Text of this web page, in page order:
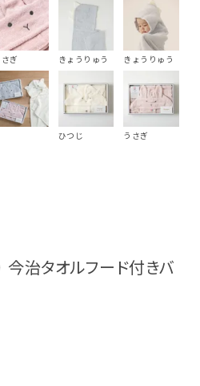
ぎ きょうりゅう きょうりゅう
ひつじ うさぎ
今治タオルフード付きバ